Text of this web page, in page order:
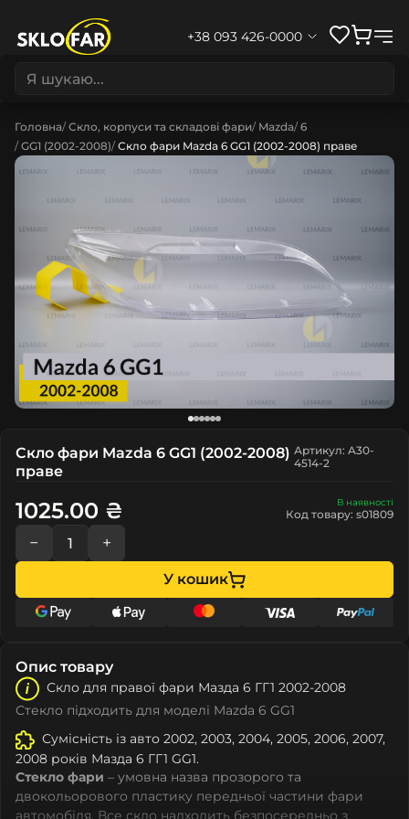
+38 093 426-0000
Головна Скло, корпуси та складові фари Mazda 6
GG1 (2002-2008) Скло фари Mazda 6 GG1 (2002-2008) праве
Скло фари Mazda 6 GG1 (2002-2008)
праве
Артикул: A30-
4514-2
В наявності
Код товару: s01809
1025.00 ₴
− +
У кошик
Опис товару
Скло для правої фари Мазда 6 ГГ1 2002-2008
Стекло підходить для моделі Mazda 6 GG1
Сумісність із авто 2002, 2003, 2004, 2005, 2006, 2007,
2008 років Мазда 6 ГГ1 GG1.
Стекло фари – умовна назва прозорого та
двокольорового пластику передньої частини фари
автомобіля. Все скло надходить безпосередньо з